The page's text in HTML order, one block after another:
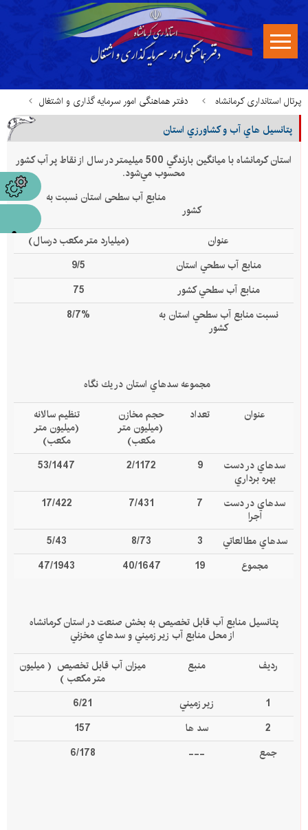
پرتال استانداری کرمانشاه دفتر هماهنگی امور سرمایه گذاری و اشتغال
پتانسیلهای استان پتانسيل هاي آب و كشاورزي استانپتانسيل هاي آب و كشاورزي استان
استان كرمانشاه با ميانگين بارندگي 500 ميليمتر در سال از نقاط پر آب كشور
محسوب مي‌شود.
منابع آب سطحی استان نسبت به
کشور
عنوان
(ميليارد متر مكعب درسال)
منابع آب سطحي استان
9/5
منابع آب سطحي كشور
75
نسبت منابع آب سطحي استان به
كشور
8/7%
مجموعه سدهاي استان در يك نگاه
عنوان
تعداد حجم مخازن
(ميليون متر
مكعب)
تنظيم سالانه
(ميليون متر
مكعب)
سدهاي در دست
بهره برداري
9
2/1172
53/1447
سدهاي در دست
اجرا
7
7/431
17/422
سدهاي مطالعاتي 3
8/73
5/43
مجموع
19
40/1647
47/1943
پتانسيل منابع آب قابل تخصيص به بخش صنعت در استان كرمانشاه
از محل منابع آب زير زميني و سدهاي مخزني
رديف
منبع ميزان آب قابل تخصيص ( ميليون
متر مكعب )
1
زير زميني
6/21
2
سد ها
157
جمع
---
6/178